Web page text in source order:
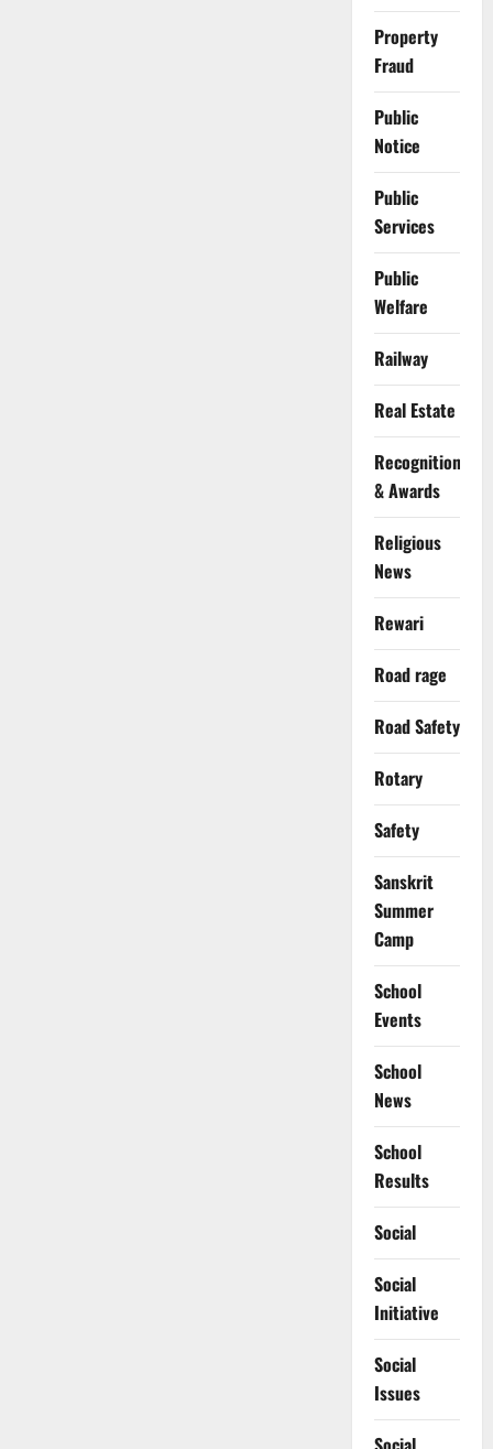
Property
Fraud
Public
Notice
Public
Services
Public
Welfare
Railway
Real Estate
Recognition
& Awards
Religious
News
Rewari
Road rage
Road Safety
Rotary
Safety
Sanskrit
Summer
Camp
School
Events
School
News
School
Results
Social
Social
Initiative
Social
Issues